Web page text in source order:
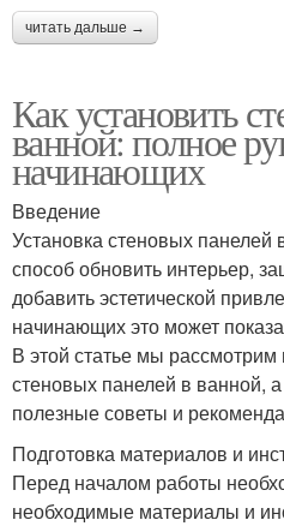
читать дальше →
Как установить
ванной: полное
начинающих
Введение
Установка стеновых панелей
способ обновить интерьер,
добавить эстетической
начинающих это может
В этой статье мы рассмотрим
стеновых панелей в ванной,
полезные советы и
Подготовка материалов и
Перед началом работы
необходимые материалы и